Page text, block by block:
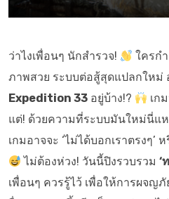
ว่าไงเพื่อนๆ นักสำรวจ!
ใครก
ภาพสวย ระบบต่อสู้สุดแปลกใหม่
Expedition 33 อยู่บ้าง!?
เก
แต่! ด้วยความที่ระบบมันใหม่นี่แ
เกมอาจจะ ‘ไม่ได้บอกเราตรงๆ’
ไม่ต้องห่วง! วันนี้ปิงรวบรวม‘
เพื่อนๆ ควรรู้ไว้ เพื่อให้การผจญ